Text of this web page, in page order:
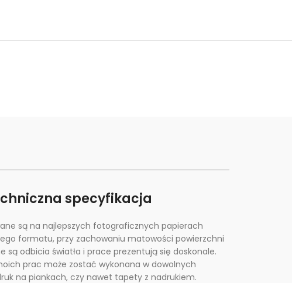
specyfikacja
są na najlepszych fotograficznych papierach
formatu, przy zachowaniu matowości powierzchni
są odbicia światła i prace prezentują się doskonale.
prac może zostać wykonana w dowolnych
na piankach, czy nawet tapety z nadrukiem.